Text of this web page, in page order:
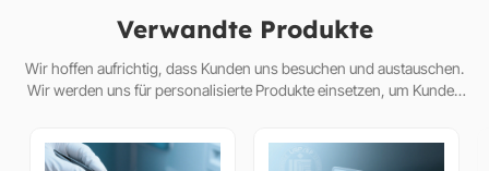
Verwandte Produkte
Wir hoffen aufrichtig, dass Kunden uns besuchen und austauschen.
Wir werden uns für personalisierte Produkte einsetzen, um Kunden